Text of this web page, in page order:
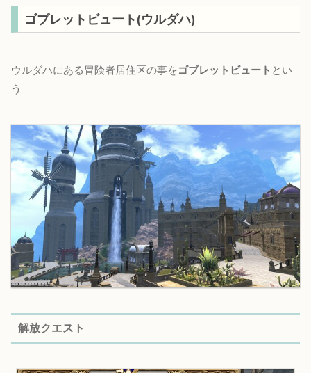
ゴブレットビュート(ウルダハ)
ウルダハにある冒険者居住区の事をゴブレットビュート とい
う
解放クエスト